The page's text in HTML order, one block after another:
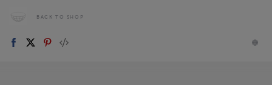
BACK TO SHOP